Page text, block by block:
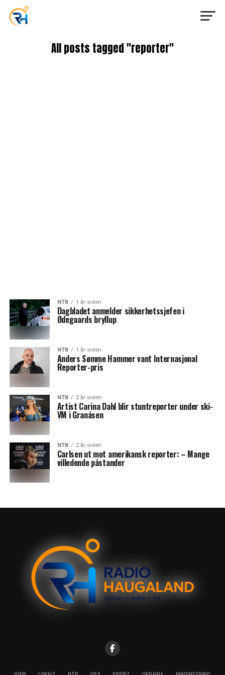
All posts tagged "reporter"
NTB 1 år siden
Dagbladet anmelder sikkerhetssjefen i
Ødegaards bryllup
NTB 1 år siden
Anders Sømme Hammer vant Internasjonal
Reporter-pris
NTB 2 år siden
Artist Carina Dahl blir stuntreporter under ski-
VM i Granåsen
NTB 2 år siden
Carlsen ut mot amerikansk reporter: – Mange
villedende påstander